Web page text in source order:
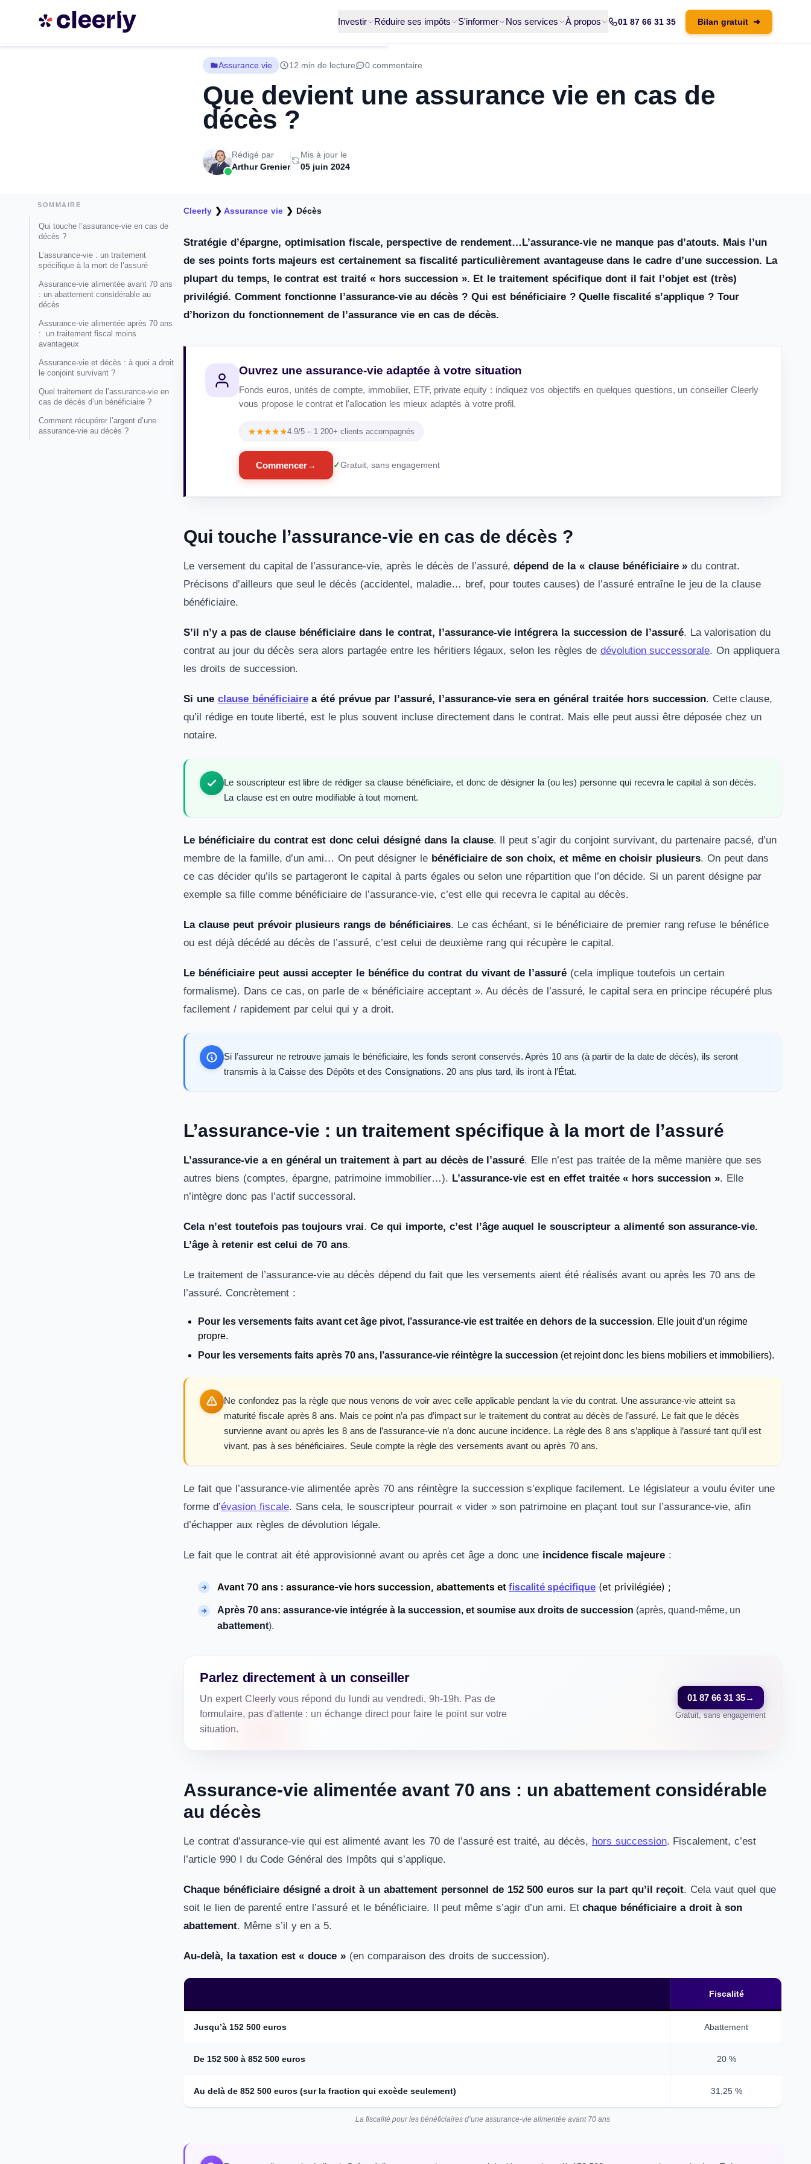
Investir Réduire ses impôts S'informer Nos services À propos 01 87 66 31 35 Bilan gratuit ➜
Assurance vie 12 min de lecture 0 commentaire
Que devient une assurance vie en cas de
décès ?
Rédigé par
Arthur Grenier
Mis à jour le
05 juin 2024
SOMMAIRE
Qui touche l’assurance-vie en cas de
décès ?
L’assurance-vie : un traitement
spécifique à la mort de l’assuré
Assurance-vie alimentée avant 70 ans
: un abattement considérable au
décès
Assurance-vie alimentée après 70 ans
: un traitement fiscal moins
avantageux
Assurance-vie et décès : à quoi a droit
le conjoint survivant ?
Quel traitement de l’assurance-vie en
cas de décès d’un bénéficiaire ?
Comment récupérer l’argent d’une
assurance-vie au décès ?
Cleerly ❯Assurance vie ❯ Décès
Stratégie d’épargne, optimisation fiscale, perspective de rendement…L’assurance-vie ne manque pas d’atouts. Mais l’un
de ses points forts majeurs est certainement sa fiscalité particulièrement avantageuse dans le cadre d’une succession. La
plupart du temps, le contrat est traité « hors succession ». Et le traitement spécifique dont il fait l’objet est (très)
privilégié. Comment fonctionne l’assurance-vie au décès ? Qui est bénéficiaire ? Quelle fiscalité s’applique ? Tour
d’horizon du fonctionnement de l’assurance vie en cas de décès.
Ouvrez une assurance-vie adaptée à votre situation
Fonds euros, unités de compte, immobilier, ETF, private equity : indiquez vos objectifs en quelques questions, un conseiller Cleerly
vous propose le contrat et l'allocation les mieux adaptés à votre profil.
★★★★★4.9/5 – 1 200+ clients accompagnés
Commencer→ Gratuit, sans engagement
Qui touche l’assurance-vie en cas de décès ?
Le versement du capital de l’assurance-vie, après le décès de l’assuré,dépend de la « clause bénéficiaire » du contrat.
Précisons d’ailleurs que seul le décès (accidentel, maladie… bref, pour toutes causes) de l’assuré entraîne le jeu de la clause
bénéficiaire.
S’il n’y a pas de clause bénéficiaire dans le contrat, l’assurance-vie intégrera la succession de l’assuré. La valorisation du
contrat au jour du décès sera alors partagée entre les héritiers légaux, selon les règles de dévolution successorale. On appliquera
les droits de succession.
Si une clause bénéficiairea été prévue par l’assuré, l’assurance-vie sera en général traitée hors succession. Cette clause,
qu’il rédige en toute liberté, est le plus souvent incluse directement dans le contrat. Mais elle peut aussi être déposée chez un
notaire.
Le souscripteur est libre de rédiger sa clause bénéficiaire, et donc de désigner la (ou les) personne qui recevra le capital à son décès.
La clause est en outre modifiable à tout moment.
Le bénéficiaire du contrat est donc celui désigné dans la clause. Il peut s’agir du conjoint survivant, du partenaire pacsé, d’un
membre de la famille, d’un ami… On peut désigner le bénéficiaire de son choix, et même en choisir plusieurs. On peut dans
ce cas décider qu’ils se partageront le capital à parts égales ou selon une répartition que l’on décide. Si un parent désigne par
exemple sa fille comme bénéficiaire de l’assurance-vie, c’est elle qui recevra le capital au décès.
La clause peut prévoir plusieurs rangs de bénéficiaires. Le cas échéant, si le bénéficiaire de premier rang refuse le bénéfice
ou est déjà décédé au décès de l’assuré, c’est celui de deuxième rang qui récupère le capital.
Le bénéficiaire peut aussi accepter le bénéfice du contrat du vivant de l’assuré (cela implique toutefois un certain
formalisme). Dans ce cas, on parle de « bénéficiaire acceptant ». Au décès de l’assuré, le capital sera en principe récupéré plus
facilement / rapidement par celui qui y a droit.
Si l’assureur ne retrouve jamais le bénéficiaire, les fonds seront conservés. Après 10 ans (à partir de la date de décès), ils seront
transmis à la Caisse des Dépôts et des Consignations. 20 ans plus tard, ils iront à l’État.
L’assurance-vie : un traitement spécifique à la mort de l’assuré
L’assurance-vie a en général un traitement à part au décès de l’assuré. Elle n’est pas traitée de la même manière que ses
autres biens (comptes, épargne, patrimoine immobilier…). L’assurance-vie est en effet traitée « hors succession ». Elle
n’intègre donc pas l’actif successoral.
Cela n’est toutefois pas toujours vrai.Ce qui importe, c’est l’âge auquel le souscripteur a alimenté son assurance-vie.
L’âge à retenir est celui de 70 ans.
Le traitement de l’assurance-vie au décès dépend du fait que les versements aient été réalisés avant ou après les 70 ans de
l’assuré. Concrètement :
Pour les versements faits avant cet âge pivot, l’assurance-vie est traitée en dehors de la succession. Elle jouit d’un régime
propre.
Pour les versements faits après 70 ans, l’assurance-vie réintègre la succession (et rejoint donc les biens mobiliers et immobiliers).
Ne confondez pas la règle que nous venons de voir avec celle applicable pendant la vie du contrat. Une assurance-vie atteint sa
maturité fiscale après 8 ans. Mais ce point n’a pas d’impact sur le traitement du contrat au décès de l’assuré. Le fait que le décès
survienne avant ou après les 8 ans de l’assurance-vie n’a donc aucune incidence. La règle des 8 ans s’applique à l’assuré tant qu’il est
vivant, pas à ses bénéficiaires. Seule compte la règle des versements avant ou après 70 ans.
Le fait que l’assurance-vie alimentée après 70 ans réintègre la succession s’explique facilement. Le législateur a voulu éviter une
forme d’évasion fiscale. Sans cela, le souscripteur pourrait « vider » son patrimoine en plaçant tout sur l’assurance-vie, afin
d’échapper aux règles de dévolution légale.
Le fait que le contrat ait été approvisionné avant ou après cet âge a donc une incidence fiscale majeure :
Avant 70 ans : assurance-vie hors succession, abattements et fiscalité spécifique (et privilégiée) ;
Après 70 ans: assurance-vie intégrée à la succession, et soumise aux droits de succession (après, quand-même, un
abattement).
Parlez directement à un conseiller
Un expert Cleerly vous répond du lundi au vendredi, 9h-19h. Pas de
formulaire, pas d'attente : un échange direct pour faire le point sur votre
situation.
01 87 66 31 35→
Gratuit, sans engagement
Assurance-vie alimentée avant 70 ans : un abattement considérable
au décès
Le contrat d’assurance-vie qui est alimenté avant les 70 de l’assuré est traité, au décès, hors succession. Fiscalement, c’est
l’article 990 I du Code Général des Impôts qui s’applique.
Chaque bénéficiaire désigné a droit à un abattement personnel de 152 500 euros sur la part qu’il reçoit. Cela vaut quel que
soit le lien de parenté entre l’assuré et le bénéficiaire. Il peut même s’agir d’un ami. Etchaque bénéficiaire a droit à son
abattement. Même s’il y en a 5.
Au-delà, la taxation est « douce » (en comparaison des droits de succession).
Fiscalité
Jusqu’à 152 500 euros Abattement
De 152 500 à 852 500 euros 20 %
Au delà de 852 500 euros (sur la fraction qui excède seulement) 31,25 %
La fiscalité pour les bénéficiaires d’une assurance-vie alimentée avant 70 ans